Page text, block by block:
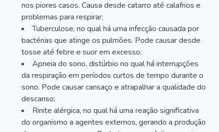
nos piores casos. Causa desde catarro até calafrios e
problemas para respirar;
Tuberculose, no qual há uma infecção causada por
bactérias que atinge os pulmões. Pode causar desde
tosse até febre e suor em excesso;
Apneia do sono, distúrbio no qual há interrupções
da respiração em períodos curtos de tempo durante o
sono. Pode causar cansaço e atrapalhar a qualidade do
descanso;
Rinite alérgica, no qual há uma reação significativa
do organismo a agentes externos, gerando a produção